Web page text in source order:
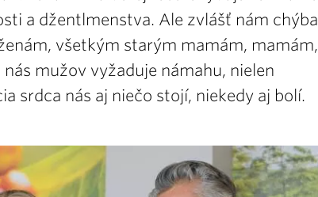
a džentlmenstva. Ale zvlášť nám chýba
všetkým starým mamám, mamám,
mužov vyžaduje námahu, nielen
srdca nás aj niečo stojí, niekedy aj bolí.